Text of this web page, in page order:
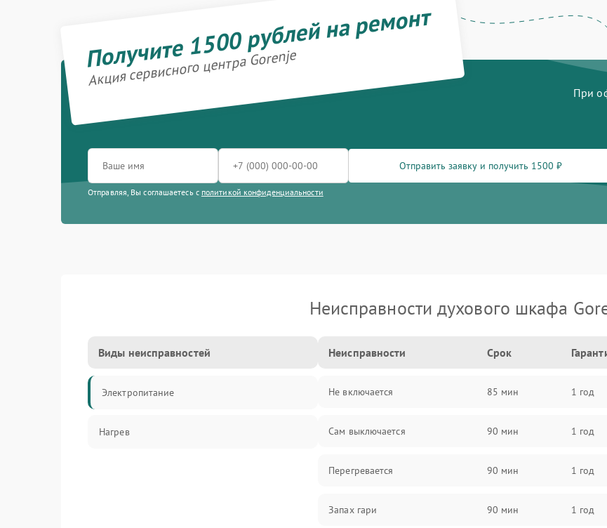
Получите 1500 рублей на ремонт
Акция сервисного центра Gorenje
При
Отправить заявку и получить 1500 ₽
Отправляя, Вы соглашаетесь с политикой конфиденциальности
Неисправности духового шкафа
Виды неисправностей
Электропитание
Нагрев
Неисправности Срок
Не включается 85 мин 1 год
Сам выключается 90 мин 1 год
Перегревается 90 мин 1 год
Запах гари 90 мин 1 год